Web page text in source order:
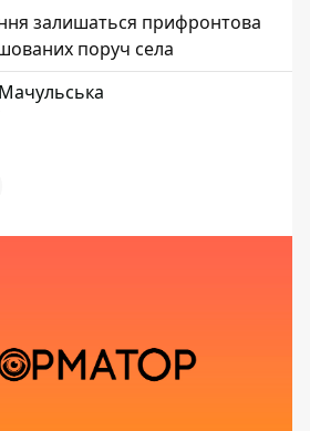
залишаться прифронтова
поруч села